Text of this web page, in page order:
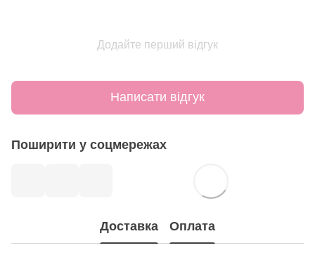
Додайте перший відгук
Написати відгук
Поширити у соцмережах
Доставка Оплата